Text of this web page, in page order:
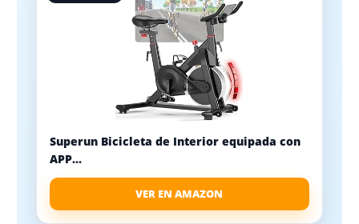
Superun Bicicleta de Interior equipada con
APP...
VER EN AMAZON